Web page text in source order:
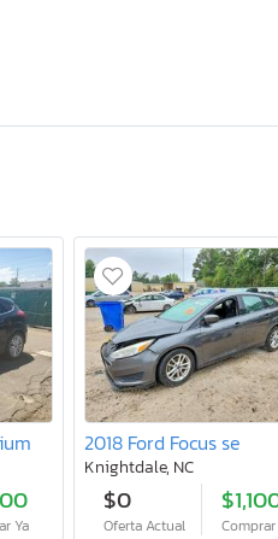
Ya
2018 Ford Focus se
Knightdale, NC
$0
Oferta Actual Comprar